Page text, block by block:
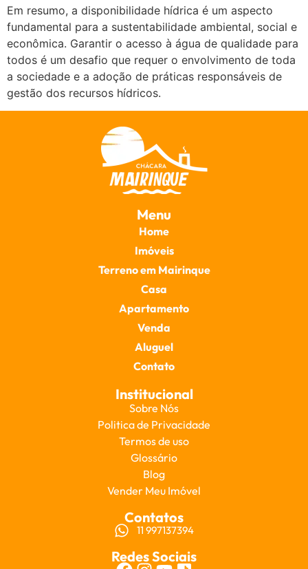
Em resumo, a disponibilidade hídrica é um aspecto
fundamental para a sustentabilidade ambiental, social e
econômica. Garantir o acesso à água de qualidade para
todos é um desafio que requer o envolvimento de toda
a sociedade e a adoção de práticas responsáveis de
gestão dos recursos hídricos.
Menu
Home
Imóveis
Terreno em Mairinque
Casa
Apartamento
Venda
Aluguel
Contato
Institucional
Sobre Nós
Politica de Privacidade
Termos de uso
Glossário
Blog
Vender Meu Imóvel
Contatos
11 997137394
Redes Sociais